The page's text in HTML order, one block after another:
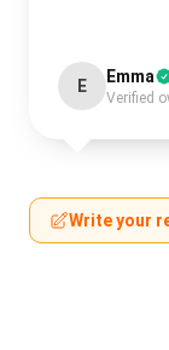
E Emma
Verified
Write your